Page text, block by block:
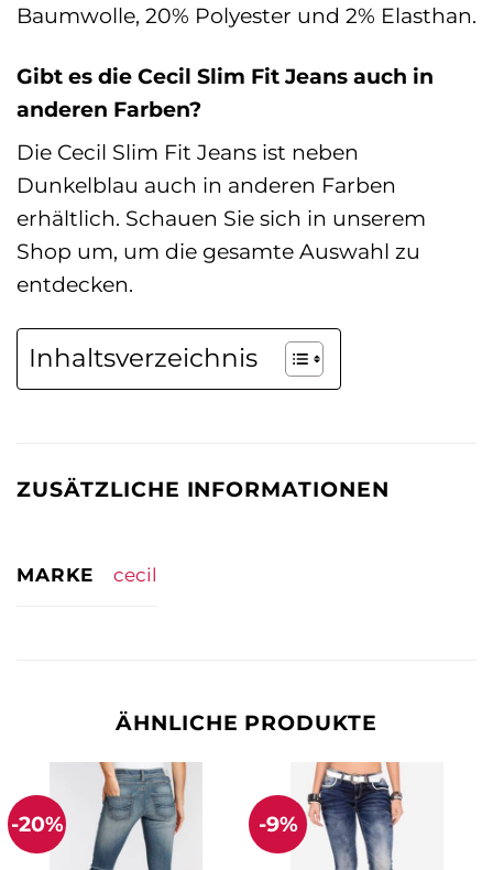
Baumwolle, 20% Polyester und 2% Elasthan.
Gibt es die Cecil Slim Fit Jeans auch in
anderen Farben?
Die Cecil Slim Fit Jeans ist neben
Dunkelblau auch in anderen Farben
erhältlich. Schauen Sie sich in unserem
Shop um, um die gesamte Auswahl zu
entdecken.
Inhaltsverzeichnis
ZUSÄTZLICHE INFORMATIONEN
MARKE cecil
ÄHNLICHE PRODUKTE
-20% -9%